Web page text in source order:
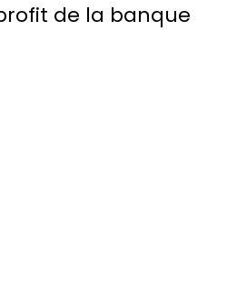
de la banque